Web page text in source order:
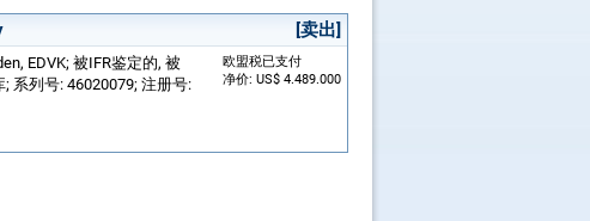
[卖出]
欧盟税已支付
净价: US$ 4.489.000
EDVK; 被IFR鉴定的, 被
系列号: 46020079; 注册号: